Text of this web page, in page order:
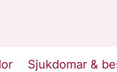
Sjukdomar &